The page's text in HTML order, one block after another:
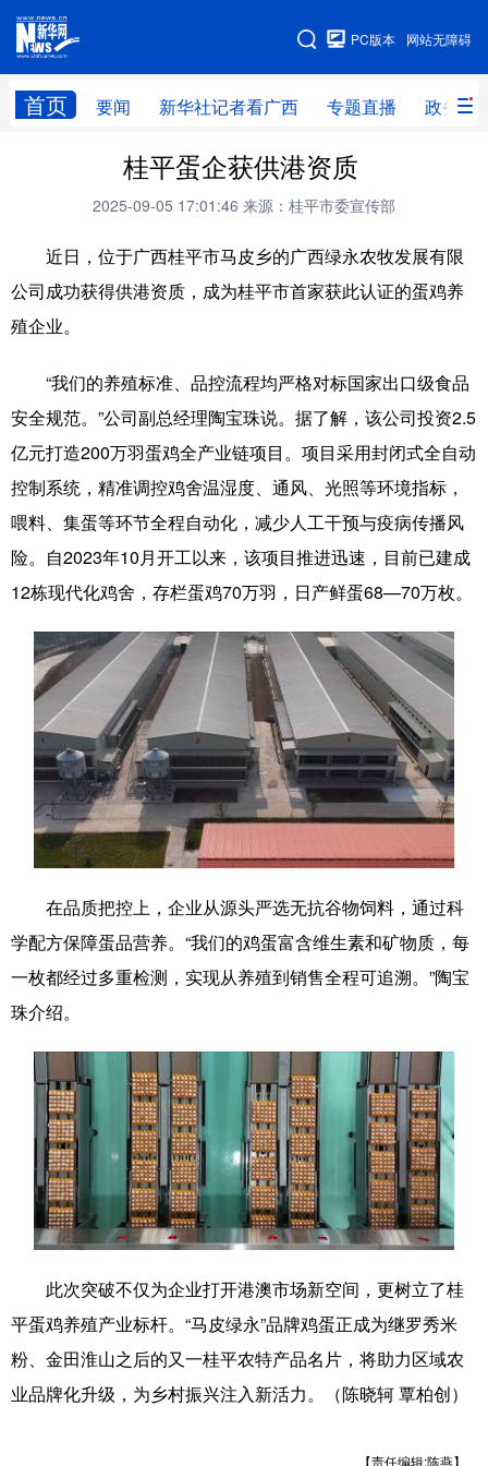
网站无障碍
PC版本
首页 要闻 新华社记者看广西 专题直播 政务信
网站地图
新华社记者 专题直播 政务信息
图片新闻 壮美广西
新华网导航
学习进行时 高层 时政 人事
国际 财经 网评 港澳
台湾 思客智库 全球连线 教育
科技 科普 体育 文化
健康 军事 访谈 视频
食品 人居 信息化 乡村振兴
溯源中国 城市 旅游 能源
会展 彩票 娱乐 时尚
悦读 公益 书画 一带一路
亚太网 上市公司
地方频道
北京 天津 河北 山西
辽宁
浙江 安徽 福建 江西
山东 河南 湖北 湖南
广东 广西 海南 重庆
四川 贵州 云南 西藏
陕西 甘肃 青海 宁夏
新疆 内蒙古 黑龙江
多语种频道
桂平蛋企获供港资质
2025-09-05 17:01:46 来源：桂平市委宣传部
近日，位于广西桂平市马皮乡的广西绿永农牧发展有限
公司成功获得供港资质，成为桂平市首家获此认证的蛋鸡养
殖企业。
“我们的养殖标准、品控流程均严格对标国家出口级食品
安全规范。”公司副总经理陶宝珠说。据了解，该公司投资2.5
亿元打造200万羽蛋鸡全产业链项目。项目采用封闭式全自动
控制系统，精准调控鸡舍温湿度、通风、光照等环境指标，
喂料、集蛋等环节全程自动化，减少人工干预与疫病传播风
险。自2023年10月开工以来，该项目推进迅速，目前已建成
12栋现代化鸡舍，存栏蛋鸡70万羽，日产鲜蛋68—70万枚。
在品质把控上，企业从源头严选无抗谷物饲料，通过科
学配方保障蛋品营养。“我们的鸡蛋富含维生素和矿物质，每
一枚都经过多重检测，实现从养殖到销售全程可追溯。”陶宝
珠介绍。
此次突破不仅为企业打开港澳市场新空间，更树立了桂
平蛋鸡养殖产业标杆。“马皮绿永”品牌鸡蛋正成为继罗秀米
粉、金田淮山之后的又一桂平农特产品名片，将助力区域农
业品牌化升级，为乡村振兴注入新活力。（陈晓轲 覃柏创）
【责任编辑:陈燕】